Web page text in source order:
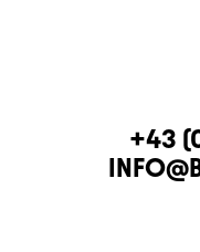
CONTACT+43
E-MAIL